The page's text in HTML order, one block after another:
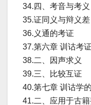
34.四、考音与考
35.证同义与辩义差
36.义通的考证
37.第六章 训诂考
38.二、因声求义
39.三、比较互证
40.第七章 训诂学
41.二、应用于古